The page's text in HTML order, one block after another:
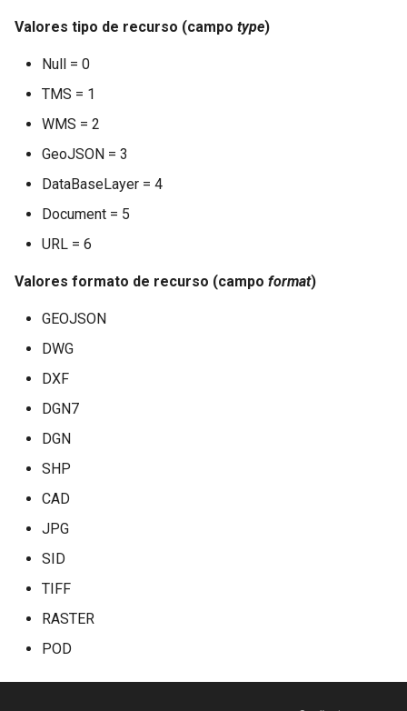
Valores tipo de recurso (campo type)
Null = 0
TMS = 1
WMS = 2
GeoJSON = 3
DataBaseLayer = 4
Document = 5
URL = 6
Valores formato de recurso (campo format)
GEOJSON
DWG
DXF
DGN7
DGN
SHP
CAD
JPG
SID
TIFF
RASTER
POD